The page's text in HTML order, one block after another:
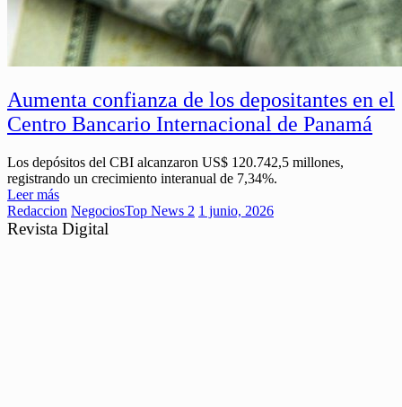
Aumenta confianza de los depositantes en el
Centro Bancario Internacional de Panamá
Los depósitos del CBI alcanzaron US$ 120.742,5 millones,
registrando un crecimiento interanual de 7,34%.
Leer más
Redaccion NegociosTop News 2 1 junio, 2026
Revista Digital